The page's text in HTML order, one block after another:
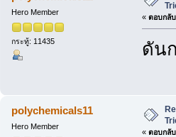
Hero Member
กระทู้: 11435
« ตอบกลั
ดัน
polychemicals11
Hero Member
« ตอบกลั